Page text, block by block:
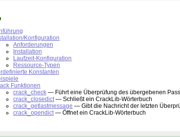
Konfiguration
Anforderungen
Installation
Laufzeit-Konfiguration
Ressource-Typen
Konstanten
Funktionen
crack_check — Führt eine Überprüfung des übergebenen
crack_closedict— Schließt ein CrackLib-Wörterbuch
crack_getlastmessage — Gibt die Nachricht der letzten
crack_opendict— Öffnet ein CrackLib-Wörterbuch